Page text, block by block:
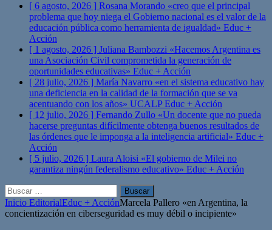
[ 6 agosto, 2026 ] Rosana Morando «creo que el principal
problema que hoy niega el Gobierno nacional es el valor de la
educación pública como herramienta de igualdad» Educ +
Acción
[ 1 agosto, 2026 ] Juliana Bambozzi «Hacemos Argentina es
una Asociación Civil comprometida la generación de
oportunidades educativas» Educ + Acción
[ 28 julio, 2026 ] María Navarro «en el sistema educativo hay
una deficiencia en la calidad de la formación que se va
acentuando con los años» UCALPEduc + Acción
[ 12 julio, 2026 ] Fernando Zullo «Un docente que no pueda
hacerse preguntas difícilmente obtenga buenos resultados de
las órdenes que le imponga a la inteligencia artificial» Educ +
Acción
[ 5 julio, 2026 ] Laura Aloisi «El gobierno de Milei no
garantiza ningún federalismo educativo» Educ + Acción
Buscar:
Inicio EditorialEduc + AcciónMarcela Pallero «en Argentina, la
concientización en ciberseguridad es muy débil o incipiente»